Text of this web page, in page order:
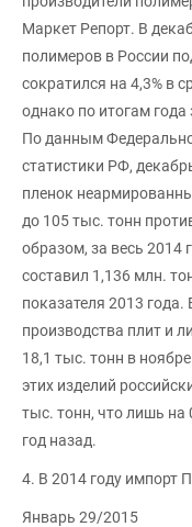
Маркет Репорт. В
полимеров в России
сократился на 4,3% в
однако по итогам
По данным
статистики РФ,
пленок
до 105 тыс. тонн
образом, за весь 2014
составил 1,136 млн.
показателя 2013
производства плит и
18,1 тыс. тонн в
этих изделий
тыс. тонн, что лишь на
год назад.
4. В 2014 году импорт
Январь 29/2015